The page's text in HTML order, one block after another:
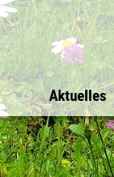
Aktuelles